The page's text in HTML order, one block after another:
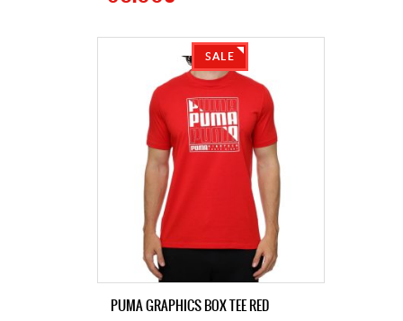
SALE
PUMA GRAPHICS BOX TEE RED